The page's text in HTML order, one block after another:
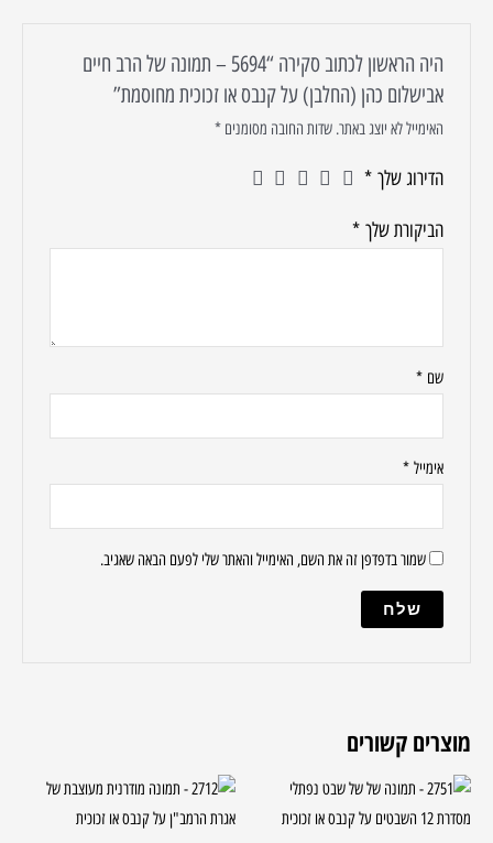
היה הראשון לכתוב סקירה “5694 – תמונה של הרב חיים
אבישלום כהן (החלבן) על קנבס או זכוכית מחוסמת”
האימייל לא יוצג באתר. שדות החובה מסומנים*
הדירוג שלך*
הביקורת שלך*
שם*
אימייל*
שמור בדפדפן זה את השם, האימייל והאתר שלי לפעם הבאה שאגיב.
מוצרים קשורים